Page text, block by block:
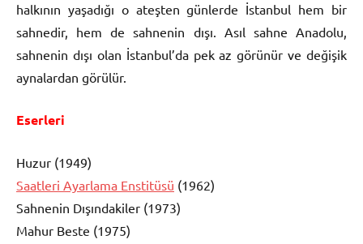
halkının yaşadığı o ateşten günlerde İstanbul hem bir
sahnedir, hem de sahnenin dışı. Asıl sahne Anadolu,
sahnenin dışı olan İstanbul’da pek az görünür ve değişik
aynalardan görülür.
Eserleri
Huzur (1949)
Saatleri Ayarlama Enstitüsü (1962)
Sahnenin Dışındakiler (1973)
Mahur Beste (1975)